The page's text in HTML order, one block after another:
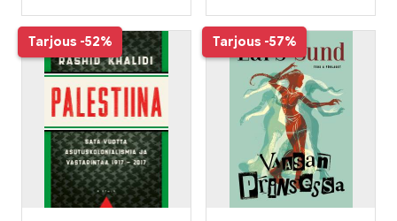
Tarjous -52% Tarjous -57%